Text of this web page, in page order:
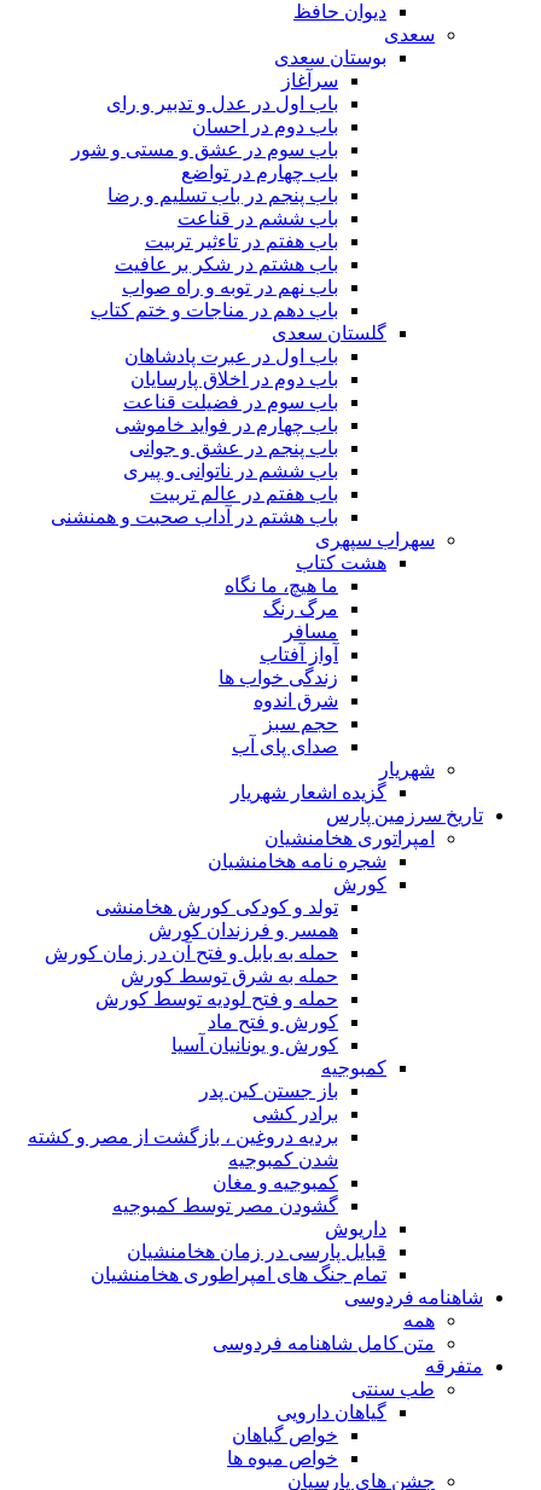
دیوان حافظ
سعدی
بوستان سعدی
سرآغاز
باب اول در عدل و تدبیر و رای
باب دوم در احسان
باب سوم در عشق و مستی و شور
باب چهارم در تواضع
باب پنجم در باب تسلیم و رضا
باب ششم در قناعت
باب هفتم در تاءثیر تربیت
باب هشتم در شکر بر عافیت
باب نهم در توبه و راه صواب
باب دهم در مناجات و ختم کتاب
گلستان سعدی
باب اول در عبرت پادشاهان
باب دوم در اخلاق پارسایان
باب سوم در فضیلت قناعت
باب چهارم در فواید خاموشى
باب پنجم در عشق و جوانى
باب ششم در ناتوانى و پیرى
باب هفتم در عالم تربیت
باب هشتم در آداب صحبت و همنشنى
سهراب سپهری
هشت کتاب
ما هیچ، ما نگاه
مرگ رنگ
مسافر
آواز آفتاب
زندگی خواب ها
شرق اندوه
حجم سبز
صدای پای آب
شهریار
گزیده اشعار شهریار
تاریخ سرزمین پارس
امپراتوری هخامنشیان
شجره نامه هخامنشیان
کورش
تولد و کودکی کورش هخامنشی
همسر و فرزندان کورش
حمله به بابل و فتح آن در زمان کورش
حمله به شرق توسط کورش
حمله و فتح لودیه توسط کورش
کورش و فتح ماد
کورش و یونانیان آسیا
کمبوجیه
باز جستن کین پدر
برادر کشی
بردیه دروغین ، بازگشت از مصر و کشته
شدن کمبوجیه
کمبوجیه و مغان
گشودن مصر توسط کمبوجیه
داریوش
قبایل پارسی در زمان هخامنشیان
تمام جنگ های امپراطوری هخامنشیان
شاهنامه فردوسی
همه
متن کامل شاهنامه فردوسی
متفرقه
طب سنتی
گیاهان دارویی
خواص گیاهان
خواص میوه ها
جشن های پارسیان